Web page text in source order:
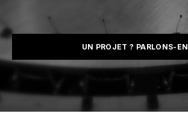
UN PROJET ? PARLONS-EN